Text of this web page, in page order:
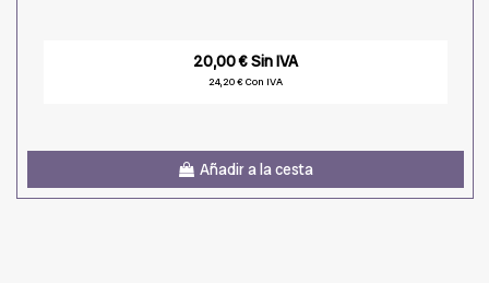
20,00 € Sin IVA
24,20 € Con IVA
Añadir a la cesta